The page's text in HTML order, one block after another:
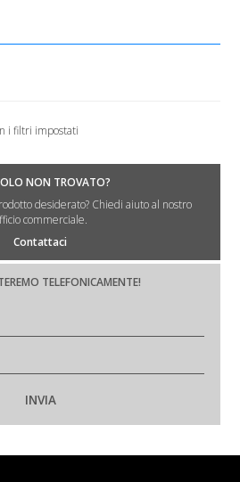
i filtri impostati
NON TROVATO?
desiderato? Chiedi aiuto al nostro
commerciale.
Contattaci
TELEFONICAMENTE!